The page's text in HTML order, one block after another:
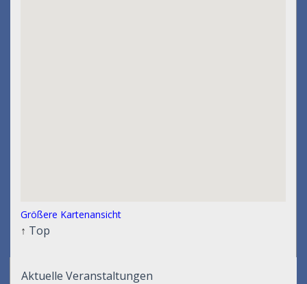
Größere Kartenansicht
↑ Top
Aktuelle Veranstaltungen